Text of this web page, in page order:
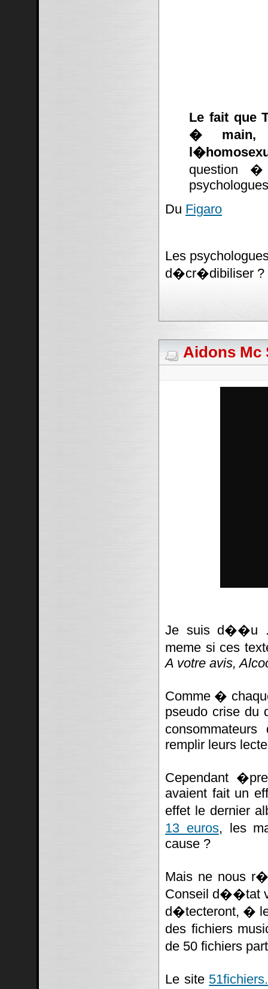
Le fait que
� main,
question �
Du Figaro
Les
d�cr�dibiliser ?
Aidons Mc
Je suis d��u
meme si ces
A votre avis,
Comme �
pseudo crise du
remplir leurs
Cependant
avaient fait un
effet le dernier
13 euros, les
cause ?
Mais ne nous
Conseil d��tat
d�tecteront, �
des fichiers
de 50 fichiers
Le site